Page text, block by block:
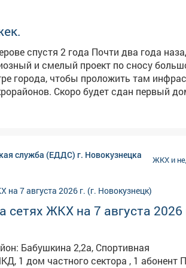
Почти два года назад в
и смелый проект по сносу
города, чтобы проложить там
Скоро будет сдан первый
всех участках. kuzbass.aif.ru выяснял
млн квадратных метров жилья, 10
Все новые дома обещают сделать
качества, с безбарьерной
соцобъектами типа аптек и
микрорайон 58В в квадрате улиц
(жилой комплекс
до 25 этажей. Также в ЖК построят
Но за красивыми словами и яркими
который и строит новый
служба (ЕДДС) г. Новокузнецка ЖКХ и
ЖКХ на 7 августа 2026